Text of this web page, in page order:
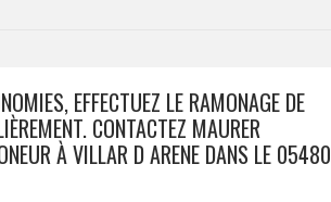
EFFECTUEZ LE RAMONAGE DE
CONTACTEZ MAURER
À VILLAR D ARENE DANS LE 05480